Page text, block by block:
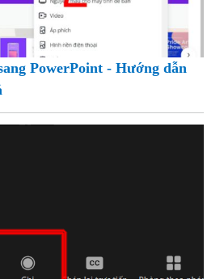
PowerPoint - Hướng dẫn